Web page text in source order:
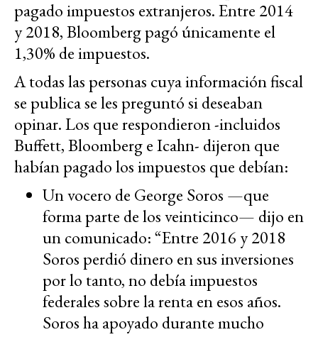
pagado impuestos extranjeros. Entre 2014
y 2018, Bloomberg pagó únicamente el
1,30% de impuestos.
A todas las personas cuya información fiscal
se publica se les preguntó si deseaban
opinar. Los que respondieron -incluidos
Buffett, Bloomberg e Icahn- dijeron que
habían pagado los impuestos que debían:
Un vocero de George Soros —que
forma parte de los veinticinco— dijo en
un comunicado: “Entre 2016 y 2018
Soros perdió dinero en sus inversiones
por lo tanto, no debía impuestos
federales sobre la renta en esos años.
Soros ha apoyado durante mucho